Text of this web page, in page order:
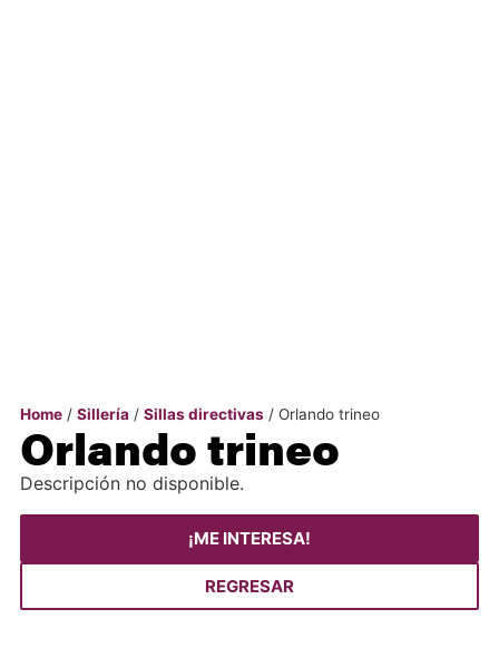
Home/ Sillería / Sillas directivas / Orlando trineo
Orlando trineo
Descripción no disponible.
¡ME INTERESA!
REGRESAR